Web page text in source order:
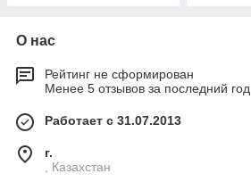
О нас
Рейтинг не сформирован
Менее 5 отзывов за последний год
Работает с 31.07.2013
г.
, Казахстан